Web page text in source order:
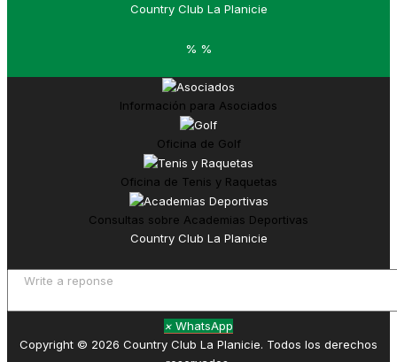
Country Club La Planicie
% %
Información para Asociados
Oficina de Golf
Oficina de Tenis y Raquetas
Consultas sobre Academias Deportivas
Country Club La Planicie
× WhatsApp
Copyright © 2026 Country Club La Planicie. Todos los derechos